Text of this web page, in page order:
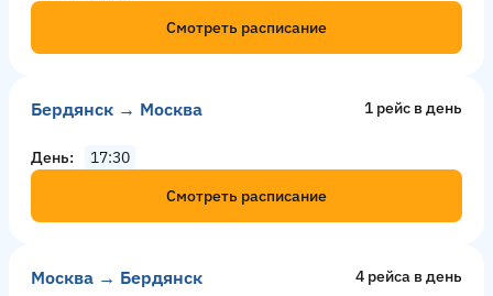
Смотреть расписание
Бердянск → Москва 1 рейс в день
День
17:30
Смотреть расписание
Москва → Бердянск 4 рейсa в день